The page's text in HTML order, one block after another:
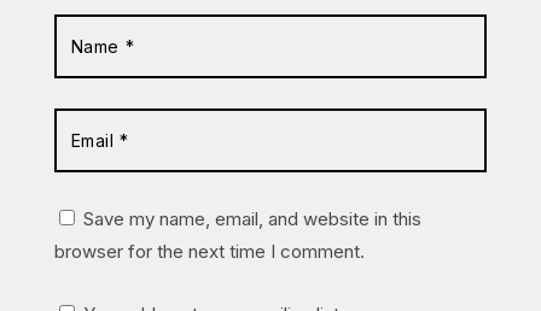
Save my name, email, and website in this
browser for the next time I comment.